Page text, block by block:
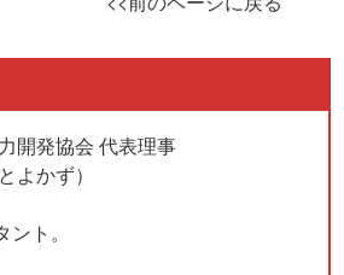
開発協会 代表理事
よかず）
ト。